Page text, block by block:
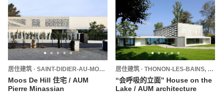
居住建筑 · SAINT-DIDIER-AU-MONT-D'OR, 法国
Moos De Hill 住宅 / AUM
Pierre Minassian
居住建筑 · THONON-LES-BAINS, 法国
“会呼吸的立面” House on the
Lake / AUM architecture